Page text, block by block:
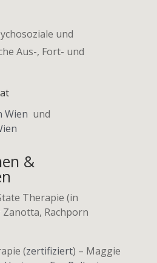
und
Aus-, Fort- und
Wien und
&
Therapie (in
Zanotta, Rachporn
(zertifiziert) – Maggie